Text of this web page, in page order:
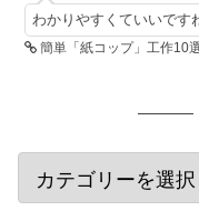
わかりやすくていいです
簡単「紙コップ」工作10選！